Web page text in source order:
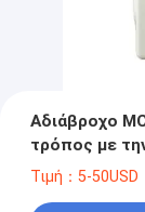
Αδιάβροχο
τρόπος με
Τιμή：5-50USD